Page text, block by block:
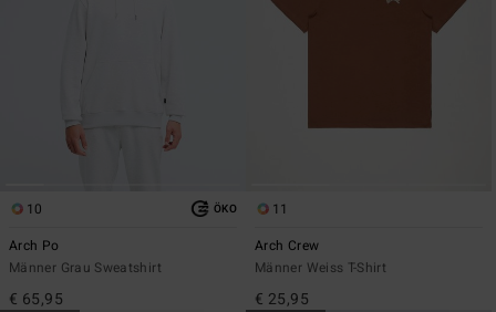
10 ÖKO
Arch Po
Männer Grau Sweatshirt
€ 65,95
11
Arch Crew
Männer Weiss T-Shirt
€ 25,95